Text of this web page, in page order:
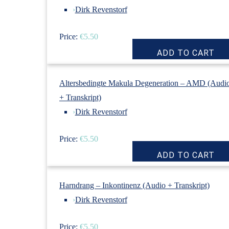
›Dirk Revenstorf
Price: €5.50
Altersbedingte Makula Degeneration – AMD
+ Transkript)
›Dirk Revenstorf
Price: €5.50
Harndrang – Inkontinenz (Audio + Transkript)
›Dirk Revenstorf
Price: €5.50